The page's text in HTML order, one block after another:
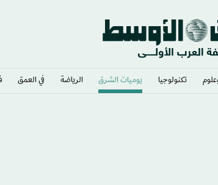
تكنولوجيا يوميات الشرق​ الرياضة في العمق